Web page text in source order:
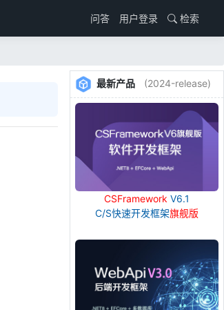
问答 用户登录 检索
最新产品 (2024-release)
CSFramework V6.1
C/S快速开发框架旗舰版